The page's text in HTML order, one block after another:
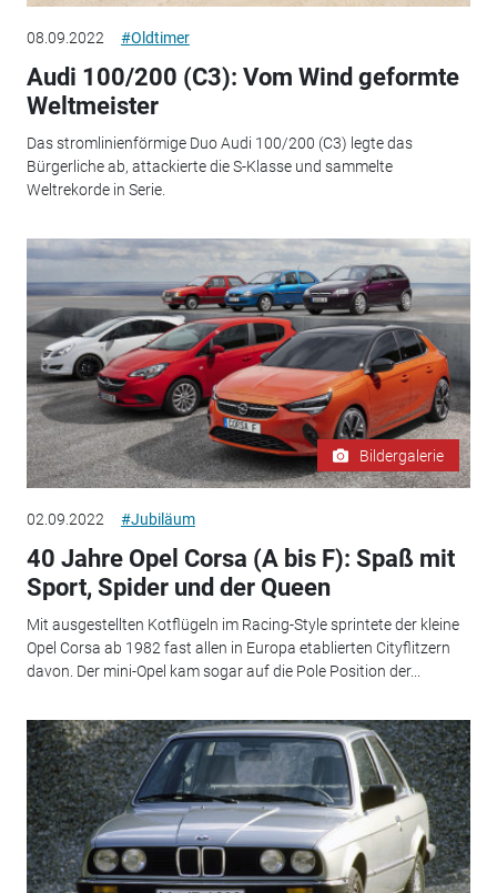
08.09.2022 #Oldtimer
Audi 100/200 (C3): Vom Wind geformte
Weltmeister
Das stromlinienförmige Duo Audi 100/200 (C3) legte das
Bürgerliche ab, attackierte die S-Klasse und sammelte
Weltrekorde in Serie.
Bildergalerie
02.09.2022 #Jubiläum
40 Jahre Opel Corsa (A bis F): Spaß mit
Sport, Spider und der Queen
Mit ausgestellten Kotflügeln im Racing-Style sprintete der kleine
Opel Corsa ab 1982 fast allen in Europa etablierten Cityflitzern
davon. Der mini-Opel kam sogar auf die Pole Position der...